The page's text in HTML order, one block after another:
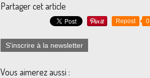
Partager cet article
Repost 0
S'inscrire à la newsletter
Vous aimerez aussi :